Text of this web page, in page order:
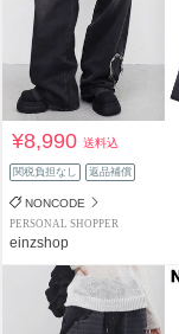
¥8,990送料込
関税負担なし 返品補償
NONCODE
PERSONAL SHOPPER
einzshop